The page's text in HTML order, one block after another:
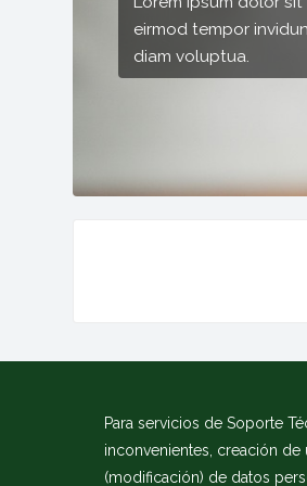
eirmod tempor
diam voluptua.
Para servicios de Soporte
inconvenientes, creación de
(modificación) de datos